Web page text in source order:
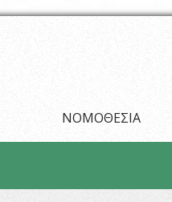
ΝΟΜΟΘΕΣΙΑ